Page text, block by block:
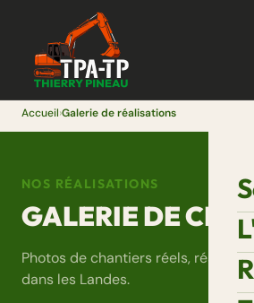
Accueil›Galerie de réalisations
NOS RÉALISATIONS
GALERIE DE
Photos de chantiers réels, réalisés
dans les Landes.